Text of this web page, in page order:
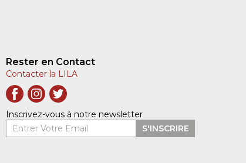
Rester en Contact
Contacter la LILA
Inscrivez-vous à notre newsletter
Entrer Votre Email
S'INSCRIRE